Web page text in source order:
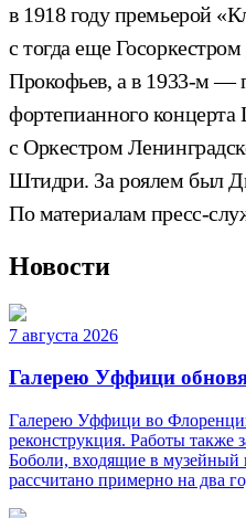
в 1918 году премьерой
с тогда еще
Прокофьев, а в 1933-м —
фортепианного
с Оркестром
Штидри. За роялем был
По материалам пресс-
Новости
7 августа 2026
Галерею Уффици
Галерею Уффици во
реконструкция. Работы также
Боболи, входящие в музейный
рассчитано примерно на два